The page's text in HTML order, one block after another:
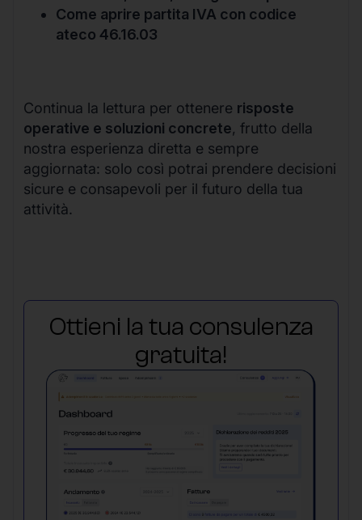
Come aprire partita IVA con codice
ateco 46.16.03
Continua la lettura per ottenere risposte
operative e soluzioni concrete, frutto della
nostra esperienza diretta e sempre
aggiornata: solo così potrai prendere decisioni
sicure e consapevoli per il futuro della tua
attività.
Ottieni la tua consulenza
gratuita!